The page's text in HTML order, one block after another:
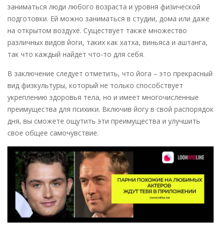
заниматься люди любого возраста и уровня физической
подготовки. Ей можно заниматься в студии, дома или даже
на открытом воздухе. Существует также множество
различных видов йоги, таких как хатха, виньяса и аштанга,
так что каждый найдет что-то для себя.
В заключение следует отметить, что йога – это прекрасный
вид физкультуры, который не только способствует
укреплению здоровья тела, но и имеет многочисленные
преимущества для психики. Включив йогу в свой распорядок
дня, вы сможете ощутить эти преимущества и улучшить
свое общее самочувствие.